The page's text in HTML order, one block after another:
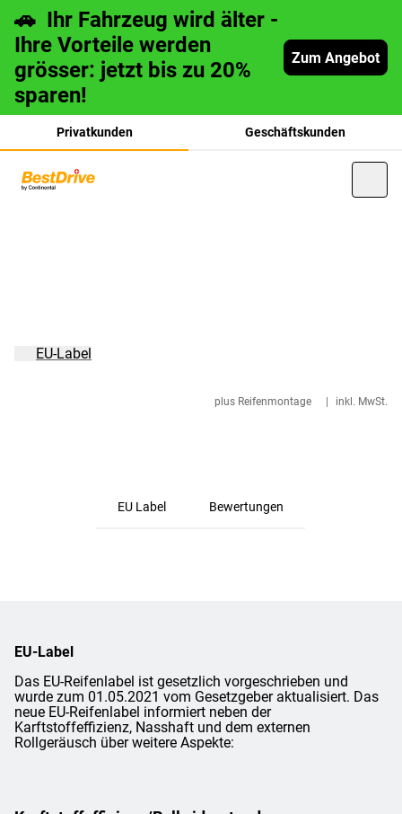
🚗 Ihr Fahrzeug wird älter -
Ihre Vorteile werden
grösser: jetzt bis zu 20%
sparen!
Zum Angebot
Privatkunden Geschäftskunden
plus Reifenmontage inkl. MwSt.
EU-Label
EU Label Bewertungen
EU-Label
Das EU-Reifenlabel ist gesetzlich vorgeschrieben und
wurde zum 01.05.2021 vom Gesetzgeber aktualisiert. Das
neue EU-Reifenlabel informiert neben der
Karftstoffeffizienz, Nasshaft und dem externen
Rollgeräusch über weitere Aspekte: